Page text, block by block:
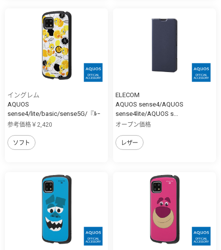
イングレム
AQUOS
sense4/lite/basic/sense5G/『ﾙｰ
ﾆ...
参考価格￥2,420
ソフト
ELECOM
AQUOS sense4/AQUOS
sense4lite/AQUOS s...
オープン価格
レザー